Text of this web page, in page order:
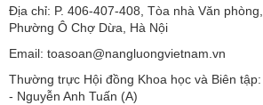
Địa chỉ: P. 406-407-408, Tòa nhà Văn
Phường Ô Chợ Dừa, Hà Nội
Email: toasoan@nangluongvietnam.vn
Thường trực Hội đồng Khoa học và Biên tập:
​​​​​​- Nguyễn Anh Tuấn (A)